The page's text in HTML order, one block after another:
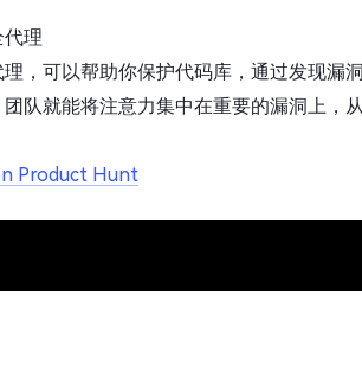
理
理，可以帮助你保护代码库，通过发现漏
队就能将注意力集中在重要的漏洞上，
Product Hunt